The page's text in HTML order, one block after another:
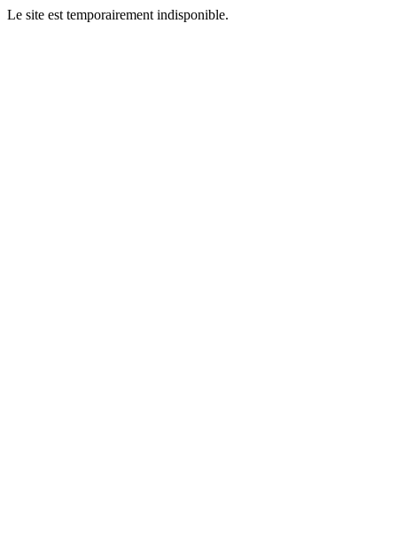
Le site est temporairement indisponible.